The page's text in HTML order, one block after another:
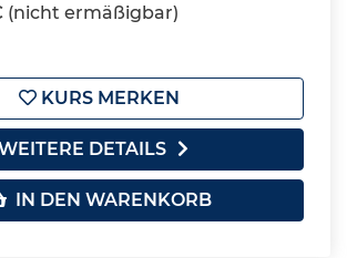
(nicht ermäßigbar)
KURS MERKEN
DETAILS
IN DEN WARENKORB